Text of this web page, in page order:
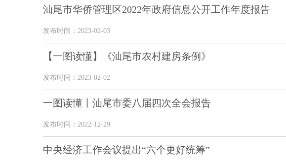
汕尾市华侨管理区2022年政府信息公开工作年度报告
发布时间：2023-02-03
【一图读懂】《汕尾市农村建房条例》
发布时间：2023-02-02
一图读懂丨汕尾市委八届四次全会报告
发布时间：2022-12-29
中央经济工作会议提出“六个更好统筹”